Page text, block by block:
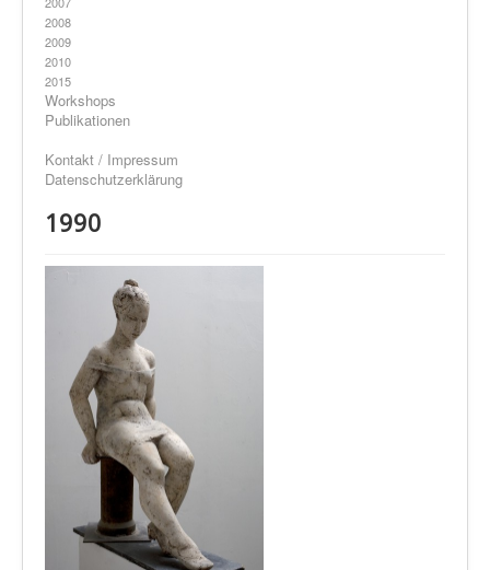
2008
2009
2010
2015
Workshops
Publikationen
Kontakt / Impressum
Datenschutzerklärung
1990